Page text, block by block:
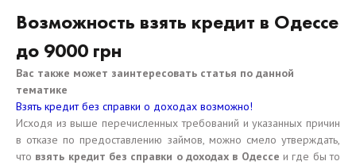
Возможность взять кредит в Одессе
до 9000 грн
Вас также может заинтересовать статья по данной
тематике
Взять кредит без справки о доходах возможно!
Исходя из выше перечисленных требований и указанных причин
в отказе по предоставлению займов, можно смело утверждать,
что взять кредит без справки о доходах в Одессе и где бы то